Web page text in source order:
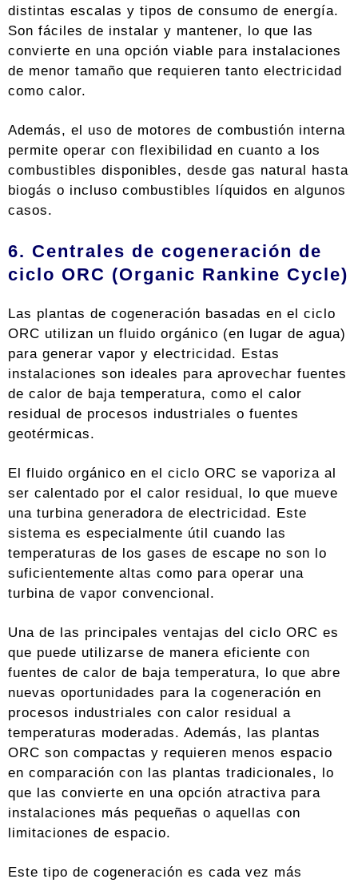
distintas escalas y tipos de consumo de energía.
Son fáciles de instalar y mantener, lo que las
convierte en una opción viable para instalaciones
de menor tamaño que requieren tanto electricidad
como calor.
Además, el uso de motores de combustión interna
permite operar con flexibilidad en cuanto a los
combustibles disponibles, desde gas natural hasta
biogás o incluso combustibles líquidos en algunos
casos.
6. Centrales de cogeneración de
ciclo ORC (Organic Rankine Cycle)
Las plantas de cogeneración basadas en el ciclo
ORC utilizan un fluido orgánico (en lugar de agua)
para generar vapor y electricidad. Estas
instalaciones son ideales para aprovechar fuentes
de calor de baja temperatura, como el calor
residual de procesos industriales o fuentes
geotérmicas.
El fluido orgánico en el ciclo ORC se vaporiza al
ser calentado por el calor residual, lo que mueve
una turbina generadora de electricidad. Este
sistema es especialmente útil cuando las
temperaturas de los gases de escape no son lo
suficientemente altas como para operar una
turbina de vapor convencional.
Una de las principales ventajas del ciclo ORC es
que puede utilizarse de manera eficiente con
fuentes de calor de baja temperatura, lo que abre
nuevas oportunidades para la cogeneración en
procesos industriales con calor residual a
temperaturas moderadas. Además, las plantas
ORC son compactas y requieren menos espacio
en comparación con las plantas tradicionales, lo
que las convierte en una opción atractiva para
instalaciones más pequeñas o aquellas con
limitaciones de espacio.
Este tipo de cogeneración es cada vez más